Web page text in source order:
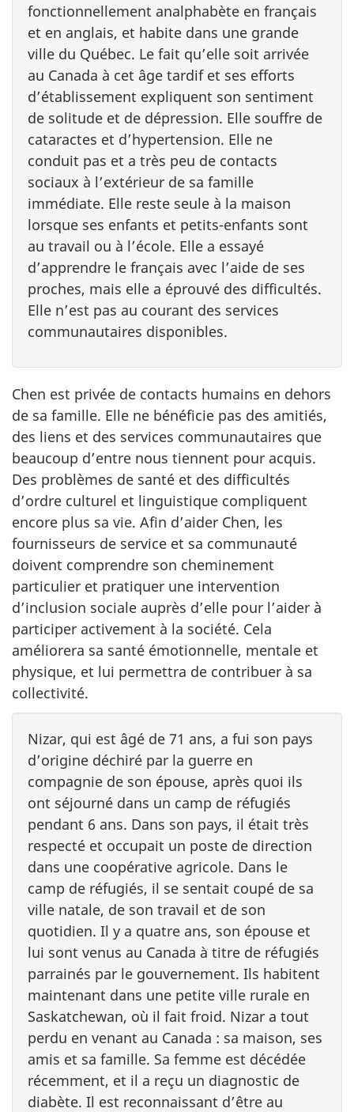
fonctionnellement analphabète en français
et en anglais, et habite dans une grande
ville du Québec. Le fait qu’elle soit arrivée
au Canada à cet âge tardif et ses efforts
d’établissement expliquent son sentiment
de solitude et de dépression. Elle souffre de
cataractes et d’hypertension. Elle ne
conduit pas et a très peu de contacts
sociaux à l’extérieur de sa famille
immédiate. Elle reste seule à la maison
lorsque ses enfants et petits-enfants sont
au travail ou à l’école. Elle a essayé
d’apprendre le français avec l’aide de ses
proches, mais elle a éprouvé des difficultés.
Elle n’est pas au courant des services
communautaires disponibles.
Chen est privée de contacts humains en dehors
de sa famille. Elle ne bénéficie pas des amitiés,
des liens et des services communautaires que
beaucoup d’entre nous tiennent pour acquis.
Des problèmes de santé et des difficultés
d’ordre culturel et linguistique compliquent
encore plus sa vie. Afin d’aider Chen, les
fournisseurs de service et sa communauté
doivent comprendre son cheminement
particulier et pratiquer une intervention
d’inclusion sociale auprès d’elle pour l’aider à
participer activement à la société. Cela
améliorera sa santé émotionnelle, mentale et
physique, et lui permettra de contribuer à sa
collectivité.
Nizar, qui est âgé de 71 ans, a fui son pays
d’origine déchiré par la guerre en
compagnie de son épouse, après quoi ils
ont séjourné dans un camp de réfugiés
pendant 6 ans. Dans son pays, il était très
respecté et occupait un poste de direction
dans une coopérative agricole. Dans le
camp de réfugiés, il se sentait coupé de sa
ville natale, de son travail et de son
quotidien. Il y a quatre ans, son épouse et
lui sont venus au Canada à titre de réfugiés
parrainés par le gouvernement. Ils habitent
maintenant dans une petite ville rurale en
Saskatchewan, où il fait froid. Nizar a tout
perdu en venant au Canada : sa maison, ses
amis et sa famille. Sa femme est décédée
récemment, et il a reçu un diagnostic de
diabète. Il est reconnaissant d’être au